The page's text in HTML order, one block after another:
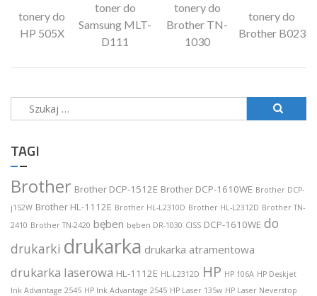
tonery do
HP 505X
toner do
Samsung MLT-
D111
tonery do
Brother TN-
1030
tonery do
Brother B023
Szukaj:
TAGI
Brother Brother DCP-1512E Brother DCP-1610WE Brother DCP-
j152W Brother HL-1112E Brother HL-L2310D Brother HL-L2312D Brother TN-
2410 Brother TN-2420 bęben bęben DR-1030 CISS DCP-1610WE do
drukarki drukarka drukarka atramentowa
drukarka laserowa HL-1112E HL-L2312D HP HP 106A HP Deskjet
Ink Advantage 2545 HP Ink Advantage 2545 HP Laser 135w HP Laser Neverstop